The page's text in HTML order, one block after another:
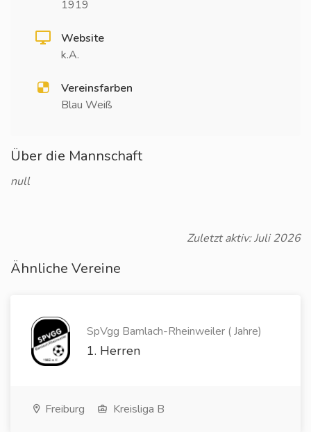
1919
Website
k.A.
Vereinsfarben
Blau Weiß
Über die Mannschaft
null
Zuletzt aktiv: Juli 2026
Ähnliche Vereine
SpVgg Bamlach-Rheinweiler ( Jahre)
1. Herren
Freiburg Kreisliga B